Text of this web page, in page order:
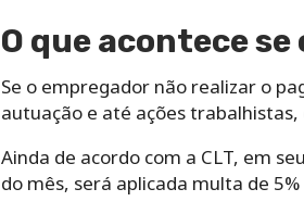
O que acontece
Se o empregador não realizar o
autuação e até ações
Ainda de acordo com a CLT, em
do mês, será aplicada multa de